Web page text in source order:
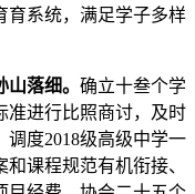
育系统，满足学子多样
落细。 确立十叁个学
准进行比照商讨，及时
度2018级高级中学一
课程规范有机衔接、